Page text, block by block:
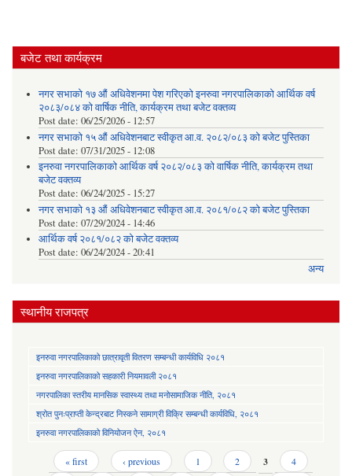
बजेट तथा कार्यक्रम
नगर सभाको १७ औं अधिवेशनमा पेश गरिएको इनरुवा नगरपालिकाको आर्थिक वर्ष
२०८३/०८४ को वार्षिक नीति, कार्यक्रम तथा बजेट वक्तव्य
Post date: 06/25/2026 - 12:57
नगर सभाको १५ औं अधिवेशनबाट स्वीकृत आ.व. २०८२/०८३ को बजेट पुस्तिका
Post date: 07/31/2025 - 12:08
इनरुवा नगरपालिकाको आर्थिक वर्ष २०८२/०८३ को वार्षिक नीति, कार्यक्रम तथा
बजेट वक्तव्य
Post date: 06/24/2025 - 15:27
नगर सभाको १३ औं अधिवेशनबाट स्वीकृत आ.व. २०८१/०८२ को बजेट पुस्तिका
Post date: 07/29/2024 - 14:46
आर्थिक वर्ष २०८१/०८२ को बजेट वक्तव्य
Post date: 06/24/2024 - 20:41
अन्य
स्थानीय राजपत्र
इनरुवा नगरपालिकाको छात्रावृती वितरण सम्बन्धी कार्यविधि २०८१
इनरुवा नगरपालिकाको सहकारी नियमावली २०८१
नगरपालिका स्तरीय मानसिक स्वास्थ्य तथा मनोसामाजिक नीति, २०८१
श्रोत पुनःप्राप्ती केन्द्रबाट निस्कने सामाग्री विक्रि सम्बन्धी कार्यविधि, २०८१
इनरुवा नगरपालिकाको विनियोजन ऐन, २०८१
Pages « first ‹ previous 1 2 3
4